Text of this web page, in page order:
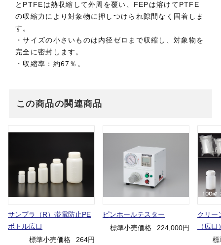
とPTFEは熱収縮して外周を覆い、FEPは溶けてPTFE
の収縮力により対象物に押しつけられ隙間なく固着しま
す。
・サイズの小さいものは内径ゼロまで収縮し、対象物を
完全に密封します。
・収縮率：約67％。
この商品の関連商品
サンプラ（R）帯電防止PE
ボトル広口
標準小売価格
264円
ピンホールテスター
標準小売価格
224,000円
クリー
（広口
標